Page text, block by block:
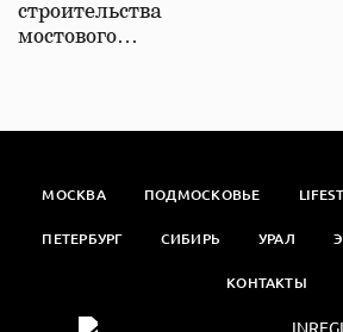
строительства
мостового…
МОСКВА ПОДМОСКОВЬЕ
ПЕТЕРБУРГ СИБИРЬ УРАЛ
КОНТАКТЫ